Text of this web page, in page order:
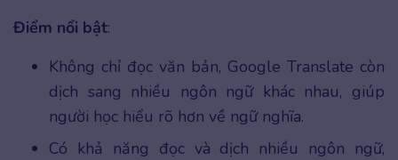
Điểm nổi bật:
Không chỉ đọc văn bản, Google Translate còn
dịch sang nhiều ngôn ngữ khác nhau, giúp
người học hiểu rõ hơn về ngữ nghĩa.
Có khả năng đọc và dịch nhiều ngôn ngữ,